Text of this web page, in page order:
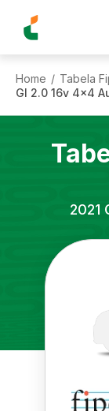
Home / Tabela
Gl 2.0 16v 4x4
2021